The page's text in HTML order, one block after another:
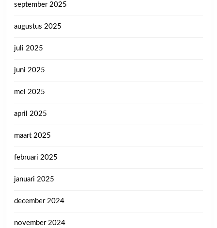
september 2025
augustus 2025
juli 2025
juni 2025
mei 2025
april 2025
maart 2025
februari 2025
januari 2025
december 2024
november 2024